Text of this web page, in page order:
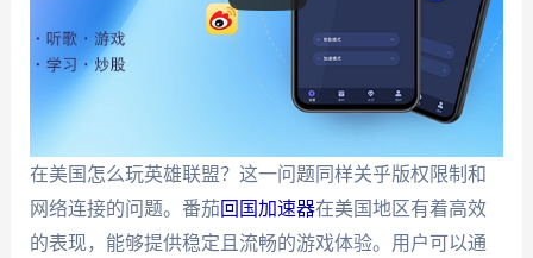
在美国怎么玩英雄联盟？这一问题同样关乎版权限制和
网络连接的问题。番茄回国加速器在美国地区有着高效
的表现，能够提供稳定且流畅的游戏体验。用户可以通